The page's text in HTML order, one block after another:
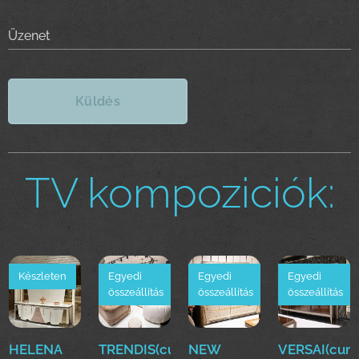
Üzenet
Küldés
TV kompoziciók:
HELENA
Készleten
TRENDIS(cur)Luxus
Egyedi
összeállítás
NEW
Egyedi
összeállítás
Egyedi
összeállítás